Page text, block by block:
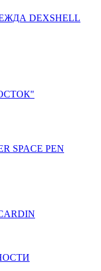
DEXSHELL
SPACE PEN